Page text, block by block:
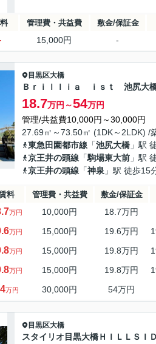
管理費・共益費 敷金/保証金
15,000円 -
目黒区大橋
Ｂｒｉｌｌｉａ ｉｓｔ 池尻大
18.7万円～54万円
管理/共益費10,000円～30,000円
27.69㎡～73.50㎡ (1DK～2LDK) /
東急田園都市線 「池尻大橋 」駅
京王井の頭線 「駒場東大前 」駅
京王井の頭線 「神泉 」駅 徒歩15
料 管理費・共益費 敷金/保証金
万円 10,000円 18.7万円
万円 15,000円 19.6万円
万円 15,000円 19.8万円
万円 15,000円 19.8万円
万円 30,000円 54万円
目黒区大橋
スタイリオ目黒大橋ＨＩＬＬＳＩ